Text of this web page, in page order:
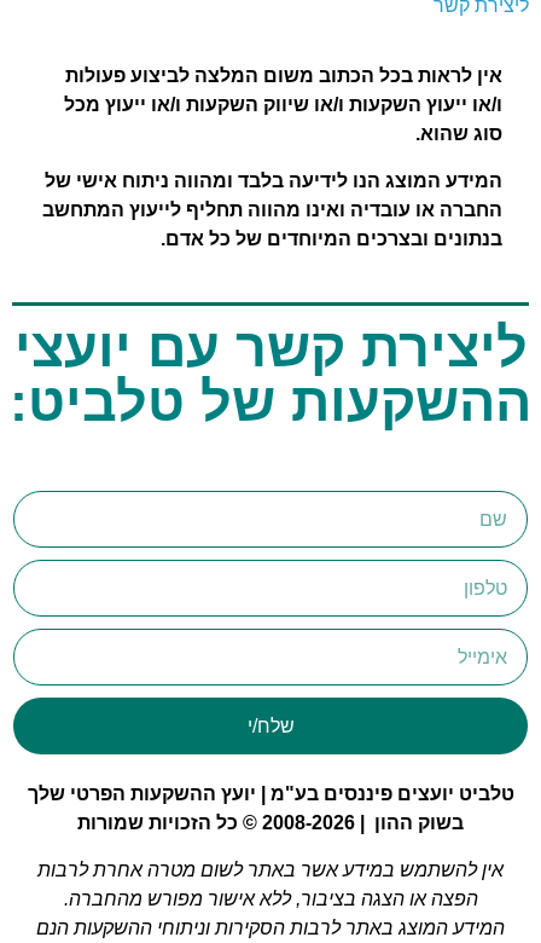
ליצירת קשר
אין לראות בכל הכתוב משום המלצה לביצוע פעולות
ו/או ייעוץ השקעות ו/או שיווק השקעות ו/או ייעוץ מכל
סוג שהוא.
המידע המוצג הנו לידיעה בלבד ומהווה ניתוח אישי של
החברה או עובדיה ואינו מהווה תחליף לייעוץ המתחשב
בנתונים ובצרכים המיוחדים של כל אדם.
ליצירת קשר עם יועצי
ההשקעות של טלביט:​
שלח/י
טלביט יועצים פיננסים בע"מ | יועץ ההשקעות הפרטי שלך
בשוק ההון | 2008-2026 © כל הזכויות שמורות
אין להשתמש במידע אשר באתר לשום מטרה אחרת לרבות
הפצה או הצגה בציבור, ללא אישור מפורש מהחברה.
המידע המוצג באתר לרבות הסקירות וניתוחי ההשקעות הנם